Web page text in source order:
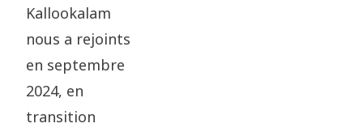
Kallookalam
nous a rejoints
en septembre
2024, en
transition